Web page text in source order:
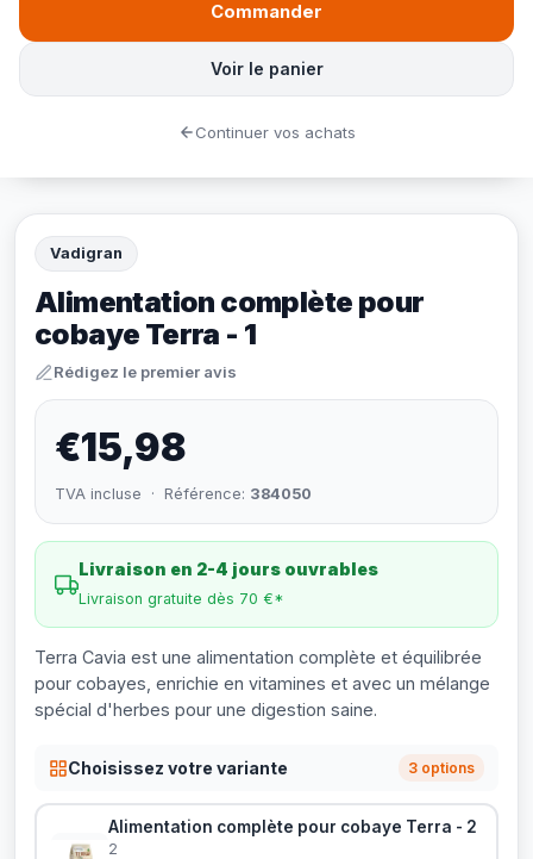
Vadigran
Alimentation complète pour
cobaye Terra - 1
Rédigez le premier avis
€15,98
TVA incluse · Référence: 384050
Livraison en 2-4 jours ouvrables
Livraison gratuite dès 70 €*
Terra Cavia est une alimentation complète et équilibrée
pour cobayes, enrichie en vitamines et avec un mélange
spécial d'herbes pour une digestion saine.
Choisissez votre variante 3 options
Alimentation complète pour cobaye Terra - 2
2
Voir le panier
Commander
Continuer vos achats